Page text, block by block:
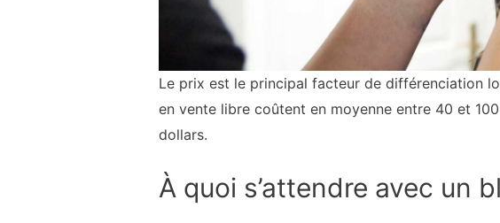
Le prix est le principal facteur de différenciation
en vente libre coûtent en moyenne entre 40 et
dollars.
À quoi s’attendre avec un